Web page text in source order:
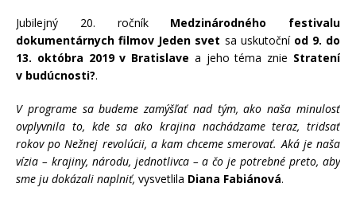
Jubilejný 20. ročník Medzinárodného festivalu
dokumentárnych filmov Jeden svet sa uskutoční od 9. do
13. októbra 2019 v Bratislave a jeho téma znie Stratení
v budúcnosti?.
V programe sa budeme zamýšľať nad tým, ako naša minulosť
ovplyvnila to, kde sa ako krajina nachádzame teraz, tridsať
rokov po Nežnej revolúcii, a kam chceme smerovať. Aká je naša
vízia – krajiny, národu, jednotlivca – a čo je potrebné preto, aby
sme ju dokázali naplniť, vysvetlila Diana Fabiánová.